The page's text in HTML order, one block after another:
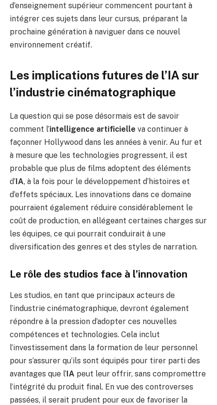
d’enseignement supérieur commencent pourtant à
intégrer ces sujets dans leur cursus, préparant la
prochaine génération à naviguer dans ce nouvel
environnement créatif.
Les implications futures de l’IA sur
l’industrie cinématographique
La question qui se pose désormais est de savoir
comment l’intelligence artificielle va continuer à
façonner Hollywood dans les années à venir. Au fur et
à mesure que les technologies progressent, il est
probable que plus de films adoptent des éléments
d’IA, à la fois pour le développement d’histoires et
d’effets spéciaux. Les innovations dans ce domaine
pourraient également réduire considérablement le
coût de production, en allégeant certaines charges sur
les équipes, ce qui pourrait conduirait à une
diversification des genres et des styles de narration.
Le rôle des studios face à l’innovation
Les studios, en tant que principaux acteurs de
l’industrie cinématographique, devront également
répondre à la pression d’adopter ces nouvelles
compétences et technologies. Cela inclut
l’investissement dans la formation de leur personnel
pour s’assurer qu’ils sont équipés pour tirer parti des
avantages que l’IA peut leur offrir, sans compromettre
l’intégrité du produit final. En vue des controverses
passées, il serait prudent pour eux de favoriser la